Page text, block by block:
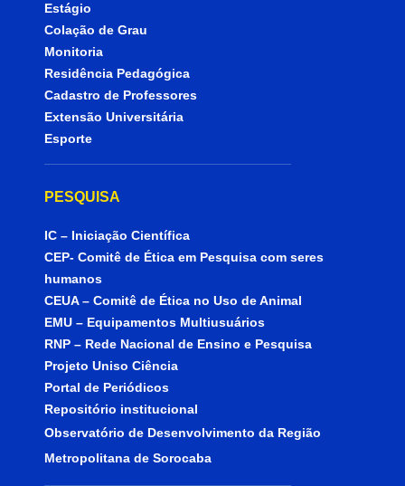
Estágio
Colação de Grau
Monitoria
Residência Pedagógica
Cadastro de Professores
Extensão Universitária
Esporte
PESQUISA
IC – Iniciação Científica
CEP- Comitê de Ética em Pesquisa com seres
humanos
CEUA – Comitê de Ética no Uso de Animal
EMU – Equipamentos Multiusuários
RNP – Rede Nacional de Ensino e Pesquisa
Projeto Uniso Ciência
Portal de Periódicos
Repositório institucional
Observatório de Desenvolvimento da Região
Metropolitana de Sorocaba